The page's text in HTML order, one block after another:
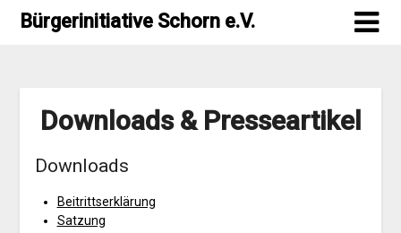
SkipBürgerinitiative Schorn e.V.
Downloads & Presseartikel
Downloads
Beitrittserklärung
Satzung